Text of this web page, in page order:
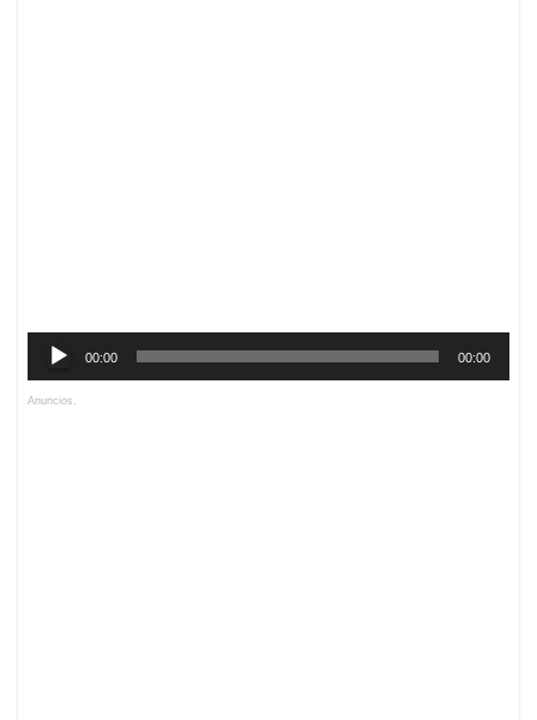
Reproductor
de
00:00 00:00
Anuncios.